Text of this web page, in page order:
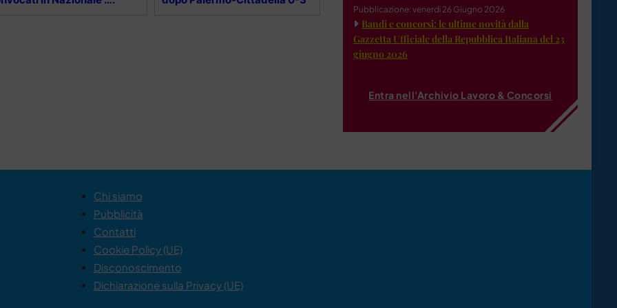
Pubblicazione: venerdì 26 Giugno 2026
Bandi e concorsi: le ultime novità dalla
Gazzetta Ufficiale della Repubblica Italiana del 23
giugno 2026
Entra nell'Archivio Lavoro & Concorsi
Chi siamo
Pubblicità
Contatti
Cookie Policy (UE)
Disconoscimento
Dichiarazione sulla Privacy (UE)